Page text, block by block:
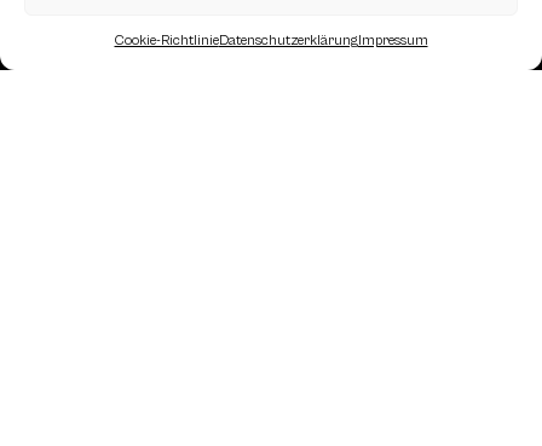
Cookie-RichtlinieDatenschutzerklärungImpressum